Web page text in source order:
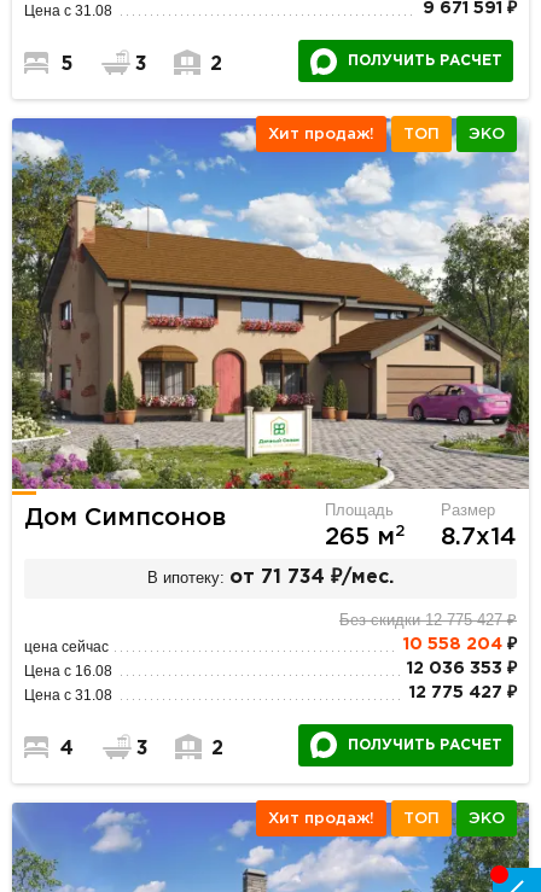
Цена с 31.08 9 671 591 ₽
5 3 2 ПОЛУЧИТЬ РАСЧЕТ
Хит продаж! ТОП ЭКО
Дом Симпсонов Площадь
265 м2
Размер
8.7х14
В ипотеку: от 71 734 ₽/мес.
Без скидки 12 775 427 ₽
цена сейчас 10 558 204₽
Цена с 16.08 12 036 353 ₽
Цена с 31.08 12 775 427 ₽
4 3 2 ПОЛУЧИТЬ РАСЧЕТ
Хит продаж! ТОП ЭКО